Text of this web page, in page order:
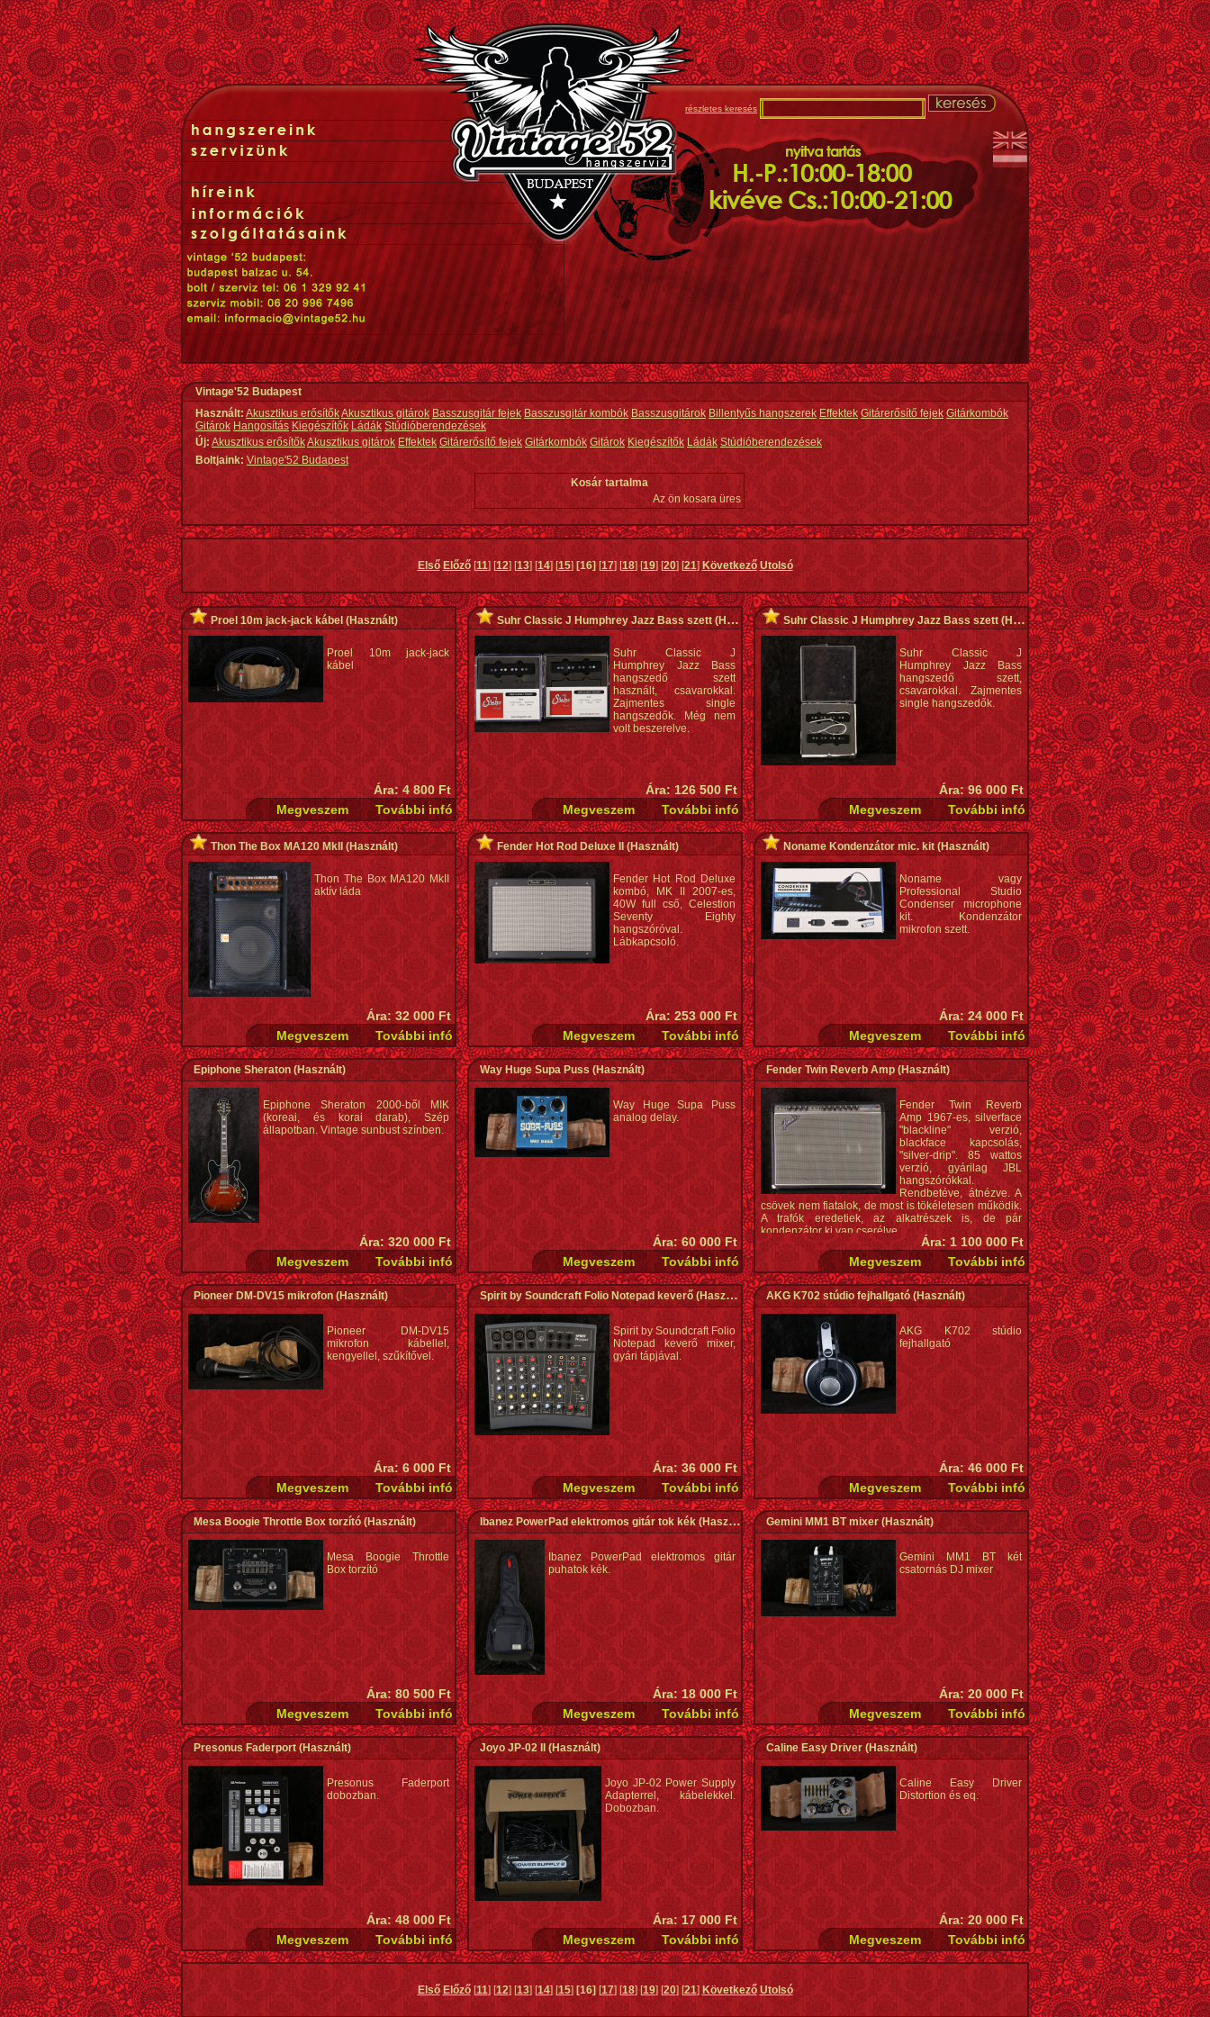
részletes keresés
Vintage'52 Budapest
Használt: Akusztikus erősítőkAkusztikus gitárok Basszusgitár fejek Basszusgitár kombók Basszusgitárok Billentyűs hangszerek Effektek Gitárerősítő fejek Gitárkombók
Gitárok Hangosítás Kiegészítők Ládák Stúdióberendezések
Új:Akusztikus erősítőkAkusztikus gitárok Effektek Gitárerősítő fejek Gitárkombók Gitárok Kiegészítők Ládák Stúdióberendezések
Boltjaink: Vintage'52 Budapest
Kosár tartalma
Az ön kosara üres
Első Előző[11] [12] [13] [14] [15][16] [17] [18] [19] [20] [21] Következő Utolsó
Proel 10m jack-jack kábel(Használt)
Proel 10m jack-jack
kábel
Ára: 4 800 Ft
Suhr Classic J Humphrey Jazz Bass szett(Használt)
Suhr Classic J
Humphrey Jazz Bass
hangszedő szett
használt, csavarokkal.
Zajmentes single
hangszedők. Még nem
volt beszerelve.
Ára: 126 500 Ft
Suhr Classic J Humphrey Jazz Bass szett(Használt)
Suhr Classic J
Humphrey Jazz Bass
hangszedő szett,
csavarokkal. Zajmentes
single hangszedők.
Ára: 96 000 Ft
Thon The Box MA120 MkII(Használt)
Thon The Box MA120 MkII
aktív láda
Ára: 32 000 Ft
Fender Hot Rod Deluxe II(Használt)
Fender Hot Rod Deluxe
kombó, MK II 2007-es,
40W full cső, Celestion
Seventy Eighty
hangszóróval.
Lábkapcsoló.
Ára: 253 000 Ft
Noname Kondenzátor mic. kit(Használt)
Noname vagy
Professional Studio
Condenser microphone
kit. Kondenzátor
mikrofon szett.
Ára: 24 000 Ft
Epiphone Sheraton(Használt)
Epiphone Sheraton 2000-ből MIK
(koreai, és korai darab), Szép
állapotban. Vintage sunbust színben.
Ára: 320 000 Ft
Way Huge Supa Puss(Használt)
Way Huge Supa Puss
analog delay.
Ára: 60 000 Ft
Fender Twin Reverb Amp(Használt)
Fender Twin Reverb
Amp 1967-es, silverface
"blackline" verzió,
blackface kapcsolás,
"silver-drip". 85 wattos
verzió, gyárilag JBL
hangszórókkal.
Rendbetéve, átnézve. A
csövek nem fiatalok, de most is tökéletesen működik.
A trafók eredetiek, az alkatrészek is, de pár
kondenzátor ki van cserélve.
Tehát nem Twin Reverb, és nem teljesen silverface,
mert a kapcsolás még blackface.
Ára: 1 100 000 Ft
Pioneer DM-DV15 mikrofon(Használt)
Pioneer DM-DV15
mikrofon kábellel,
kengyellel, szűkítővel.
Ára: 6 000 Ft
Spirit by Soundcraft Folio Notepad keverő(Használt)
Spirit by Soundcraft Folio
Notepad keverő mixer,
gyári tápjával.
Ára: 36 000 Ft
AKG K702 stúdio fejhallgató(Használt)
AKG K702 stúdio
fejhallgató
Ára: 46 000 Ft
Mesa Boogie Throttle Box torzító(Használt)
Mesa Boogie Throttle
Box torzító
Ára: 80 500 Ft
Ibanez PowerPad elektromos gitár tok kék(Használt)
Ibanez PowerPad elektromos gitár
puhatok kék.
Ára: 18 000 Ft
Gemini MM1 BT mixer(Használt)
Gemini MM1 BT két
csatornás DJ mixer
Ára: 20 000 Ft
Presonus Faderport(Használt)
Presonus Faderport
dobozban.
Ára: 48 000 Ft
Joyo JP-02 II (Használt)
Joyo JP-02 Power Supply
Adapterrel, kábelekkel.
Dobozban.
Ára: 17 000 Ft
Caline Easy Driver(Használt)
Caline Easy Driver
Distortion és eq.
Ára: 20 000 Ft
Első Előző[11] [12] [13] [14] [15][16] [17] [18] [19] [20] [21] Következő Utolsó